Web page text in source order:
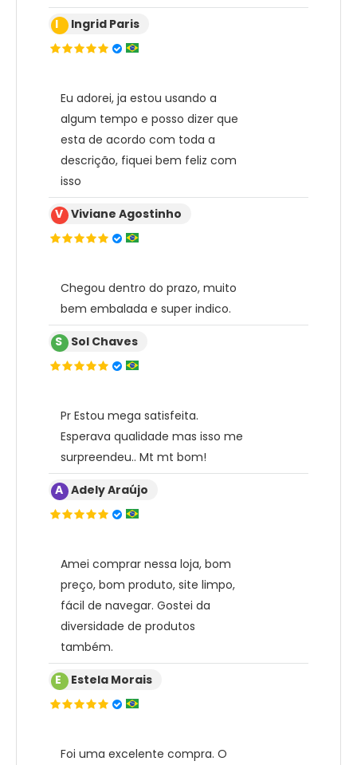
I Ingrid Paris
Eu adorei, ja estou usando a
algum tempo e posso dizer que
esta de acordo com toda a
descrição, fiquei bem feliz com
isso
V Viviane Agostinho
Chegou dentro do prazo, muito
bem embalada e super indico.
S Sol Chaves
Pr Estou mega satisfeita.
Esperava qualidade mas isso me
surpreendeu.. Mt mt bom!
A Adely Araújo
Amei comprar nessa loja, bom
preço, bom produto, site limpo,
fácil de navegar. Gostei da
diversidade de produtos
também.
E Estela Morais
Foi uma excelente compra. O